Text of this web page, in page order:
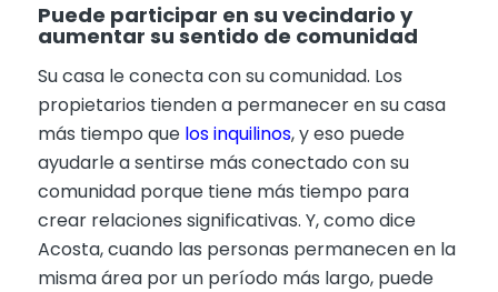
Puede participar en su vecindario y
aumentar su sentido de comunidad
Su casa le conecta con su comunidad. Los
propietarios tienden a permanecer en su casa
más tiempo que los inquilinos, y eso puede
ayudarle a sentirse más conectado con su
comunidad porque tiene más tiempo para
crear relaciones significativas. Y, como dice
Acosta, cuando las personas permanecen en la
misma área por un período más largo, puede